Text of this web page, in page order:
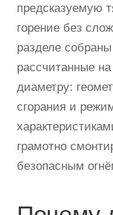
предсказуемую
горение без
разделе
рассчитанные
диаметру:
сгорания и
грамотно
безопасным